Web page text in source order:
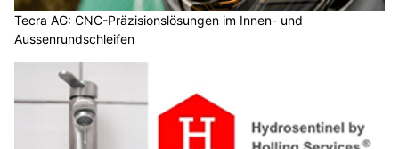
Tecra AG: CNC-Präzisionslösungen im Innen- und
Aussenrundschleifen